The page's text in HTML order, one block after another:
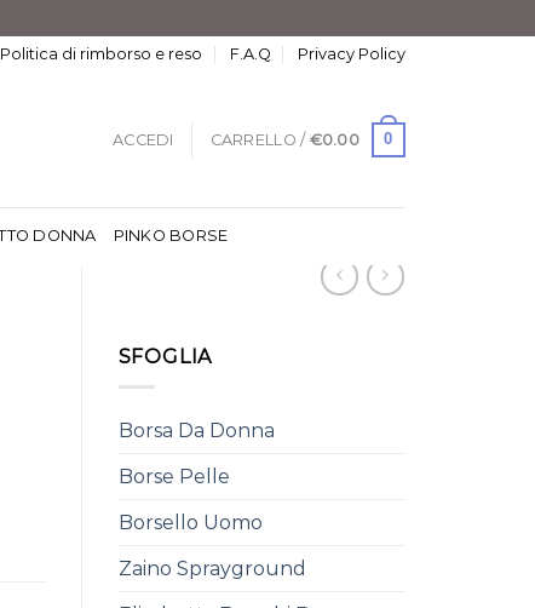
Politica di rimborso e reso F.A.Q Privacy Policy
ACCEDI CARRELLO / €0.00 0
DONNA PINKO BORSE
SFOGLIA
Borsa Da Donna
Borse Pelle
Borsello Uomo
Zaino Sprayground